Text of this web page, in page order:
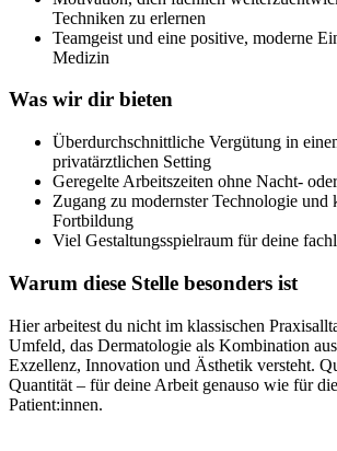
Techniken zu erlernen
Teamgeist und eine positive, moderne
Medizin
Was wir dir bieten
Überdurchschnittliche Vergütung in
privatärztlichen Setting
Geregelte Arbeitszeiten ohne Nacht-
Zugang zu modernster Technologie und
Fortbildung
Viel Gestaltungsspielraum für deine
Warum diese Stelle besonders ist
Hier arbeitest du nicht im klassischen
Umfeld, das Dermatologie als Kombination
Exzellenz, Innovation und Ästhetik versteht.
Quantität – für deine Arbeit genauso wie für
Patient:innen.